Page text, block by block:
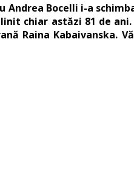
Bocelli i-a
chiar astăzi 81 de
Raina Kabaivanska.